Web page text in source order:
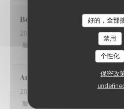
好的，全部
禁用
个性化
保密政
Benoit
2025-08-23
- 19:30 - 来宾 4
服务
5/5 质价
Auguste
2025-08-13
- 12:30 - 来宾 4
服务